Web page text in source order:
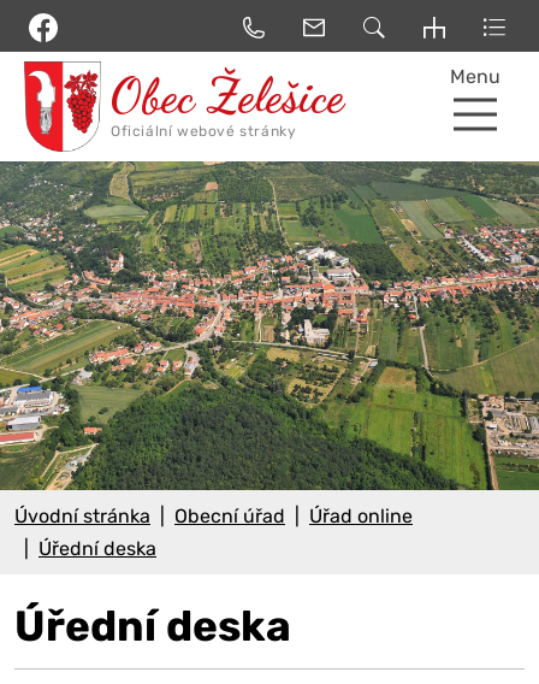
Menu
Úvodní stránka Obecní úřad
Úřad online
Úřední deska
Úřední deska